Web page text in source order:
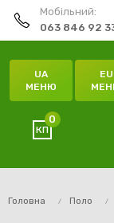
Мобільний:
063 846 92
UA
МЕНЮ
EU
0
Головна Поло